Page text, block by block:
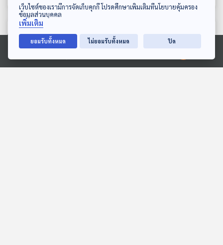
ดาวน์โหลด Thai PBS Podcast Application
Ⓒ 2020 องค์การกระจายเสียงและแพร่ภาพสาธารณะแห่งประเทศไทย
ตอนที่เกี่ยวข้อง
เว็บไซต์ของเรามีการจัดเก็บคุกกี้ โปรดศึกษาเพิ่มเติมที่นโยบายคุ้มครอง
ข้อมูลส่วนบุคคล
เพิ่มเติม
ยอมรับทั้งหมด ไม่ยอมรับทั้งหมด ปิด